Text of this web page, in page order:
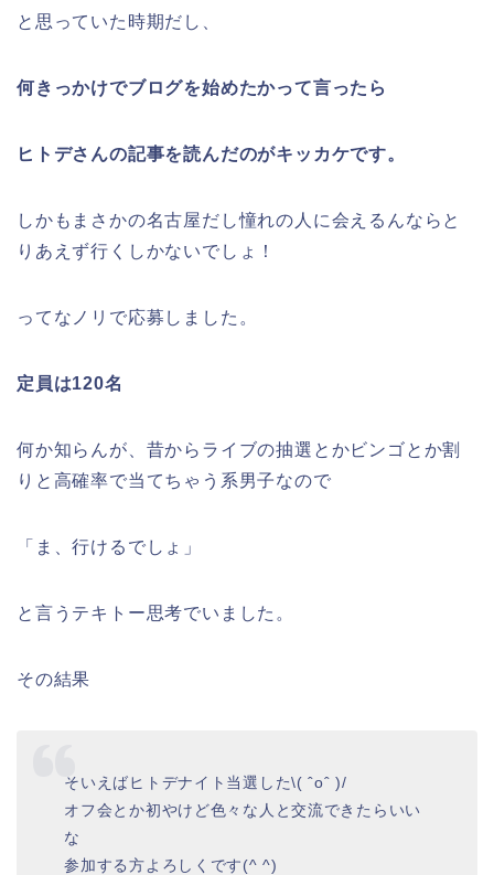
と思っていた時期だし、
何きっかけでブログを始めたかって言ったら
ヒトデさんの記事を読んだのがキッカケです。
しかもまさかの名古屋だし憧れの人に会えるんならと
りあえず行くしかないでしょ！
ってなノリで応募しました。
定員は120名
何か知らんが、昔からライブの抽選とかビンゴとか割
りと高確率で当てちゃう系男子なので
「ま、行けるでしょ」
と言うテキトー思考でいました。
その結果
そいえばヒトデナイト当選した\( ˆoˆ )/
オフ会とか初やけど色々な人と交流できたらいい
な
参加する方よろしくです(^ ^)